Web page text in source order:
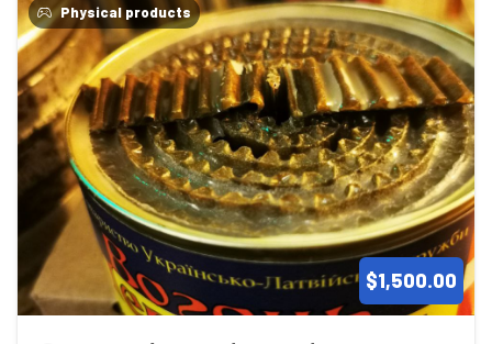
Physical products
$1,500.00